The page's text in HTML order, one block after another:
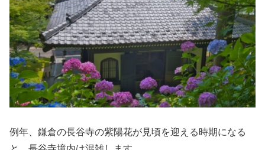
例年、鎌倉の長谷寺の紫陽花が見頃を迎える時期になる